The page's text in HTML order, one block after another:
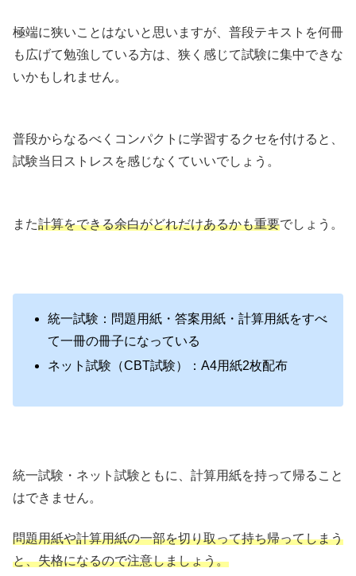
極端に狭いことはないと思いますが、普段テキストを何冊
も広げて勉強している方は、狭く感じて試験に集中できな
いかもしれません。
普段からなるべくコンパクトに学習するクセを付けると、
試験当日ストレスを感じなくていいでしょう。
また計算をできる余白がどれだけあるかも重要でしょう。
統一試験：問題用紙・答案用紙・計算用紙をすべ
て一冊の冊子になっている
ネット試験（CBT試験）：A4用紙2枚配布
統一試験・ネット試験ともに、計算用紙を持って帰ること
はできません。
問題用紙や計算用紙の一部を切り取って持ち帰ってしまう
と、失格になるので注意しましょう。